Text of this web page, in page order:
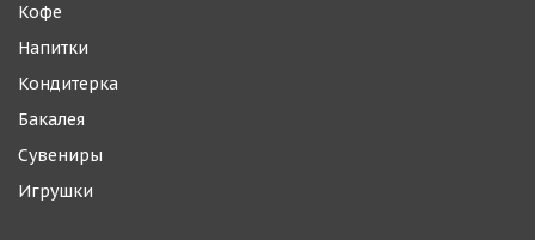
Кофе
Напитки
Кондитерка
Бакалея
Сувениры
Игрушки